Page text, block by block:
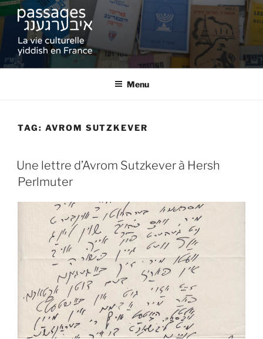
Skip
content
PASSAGES
La vie culturelle yiddish en France
Menu
TAG: AVROM SUTZKEVER
Une lettre d’Avrom Sutzkever à Hersh
Perlmuter